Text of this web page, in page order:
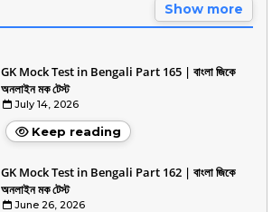
Show more
GK Mock Test in Bengali Part 165 | বাংলা জিকে
অনলাইন মক টেস্ট
July 14, 2026
Keep reading
GK Mock Test in Bengali Part 162 | বাংলা জিকে
অনলাইন মক টেস্ট
June 26, 2026